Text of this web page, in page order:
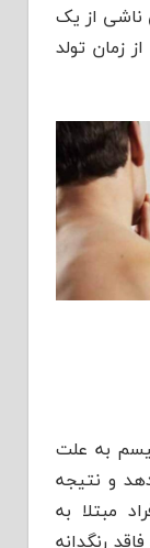
ناشی از یک
زمان تولد
به علت
و نتیجه
مبتلا به
رنگدانه